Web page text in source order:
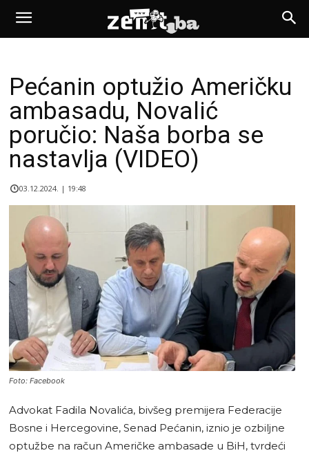
Pećanin optužio Američku
ambasadu, Novalić
poručio: Naša borba se
nastavlja (VIDEO)
03.12.2024. | 19:48
Foto: Facebook
Advokat Fadila Novalića, bivšeg premijera Federacije
Bosne i Hercegovine, Senad Pećanin, iznio je ozbiljne
optužbe na račun Američke ambasade u BiH, tvrdeći